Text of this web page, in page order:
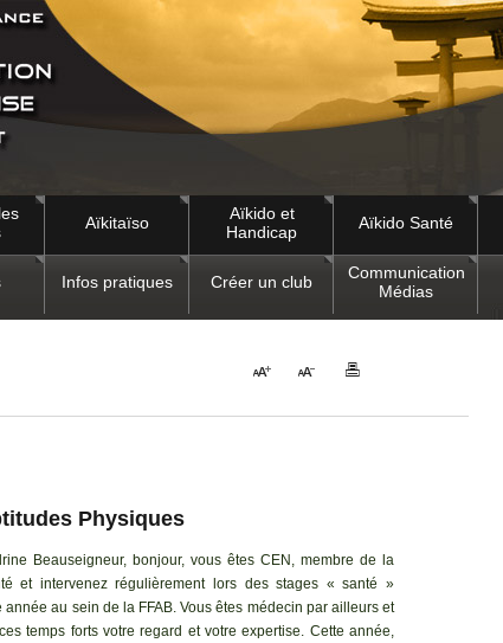
Aïkitaïso
Aïkido et
Handicap
Aïkido Santé
Infos pratiques Créer un club
Communication
Médias
Physiques
Beauseigneur, bonjour, vous êtes CEN, membre de la
et intervenez régulièrement lors des stages « santé »
au sein de la FFAB. Vous êtes médecin par ailleurs et
temps forts votre regard et votre expertise. Cette année,